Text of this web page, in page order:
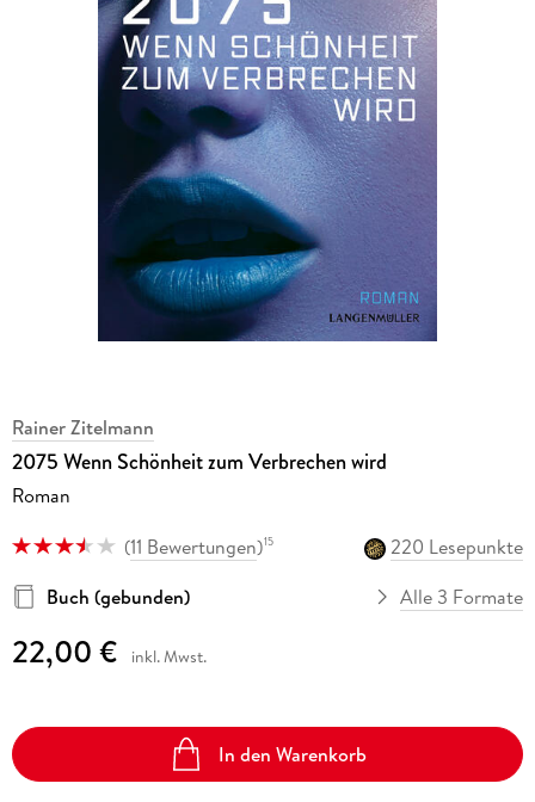
Rainer Zitelmann
2075 Wenn Schönheit zum Verbrechen wird
Roman
(11 Bewertungen)15
220 Lesepunkte
Buch (gebunden)
Alle 3 Formate
22,00 € inkl. Mwst.
In den Warenkorb